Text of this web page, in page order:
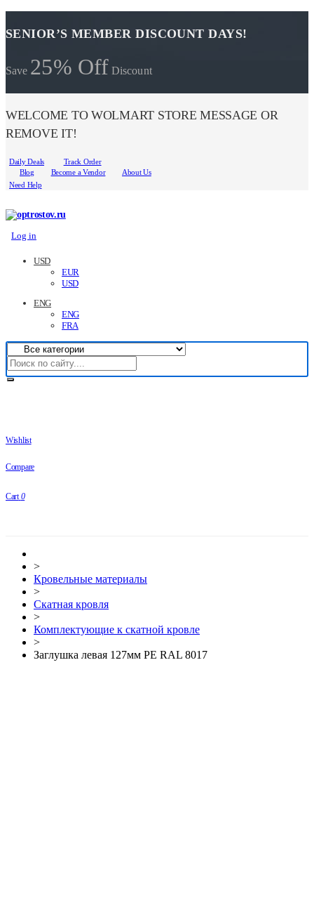
SENIOR’S MEMBER DISCOUNT DAYS!
Save 25% Off Discount
WELCOME TO WOLMART STORE MESSAGE OR
REMOVE IT!
Daily Deals
Track Order
Blog
Become a Vendor
About Us
Need Help
Log in
USD
EUR
USD
ENG
ENG
FRA
Wishlist
Compare
Cart 0
>
Кровельные материалы
>
Скатная кровля
>
Комплектующие к скатной кровле
>
Заглушка левая 127мм РЕ RAL 8017